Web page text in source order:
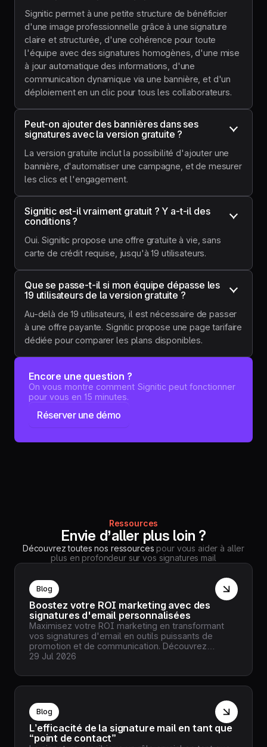
Signitic permet à une petite structure de bénéficier
d'une image professionnelle grâce à une signature
claire et structurée, d'une cohérence pour toute
l'équipe avec des signatures homogènes, d'une mise
à jour automatique des informations, d'une
communication dynamique via une bannière, et d'un
déploiement en un clic pour tous les collaborateurs.
Peut-on ajouter des bannières dans ses
signatures avec la version gratuite ?
La version gratuite inclut la possibilité d'ajouter une
bannière, d'automatiser une campagne, et de mesurer
les clics et l'engagement.
Signitic est-il vraiment gratuit ? Y a-t-il des
conditions ?
Oui. Signitic propose une offre gratuite à vie, sans
carte de crédit requise, jusqu'à 19 utilisateurs.
Que se passe-t-il si mon équipe dépasse les
19 utilisateurs de la version gratuite ?
Au-delà de 19 utilisateurs, il est nécessaire de passer
à une offre payante. Signitic propose une page tarifaire
dédiée pour comparer les plans disponibles.
Encore une question ?
On vous montre comment Signitic peut fonctionner
pour vous en 15 minutes.
Réserver une démo
Ressources
Envie d’aller plus loin ?
Découvrez toutes nos ressources pour vous aider à aller
plus en profondeur sur vos signatures mail
Blog
Boostez votre ROI marketing avec des
signatures d'email personnalisées
Maximisez votre ROI marketing en transformant
vos signatures d'email en outils puissants de
promotion et de communication. Découvrez
comment des signatures personnalisées peuvent
inciter à l'action.
29 Jul 2026
Blog
L’efficacité de la signature mail en tant que
“point de contact”